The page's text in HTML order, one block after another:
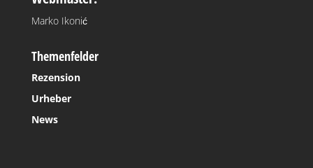
Marko Ikonić
Themenfelder
Rezension
Urheber
News